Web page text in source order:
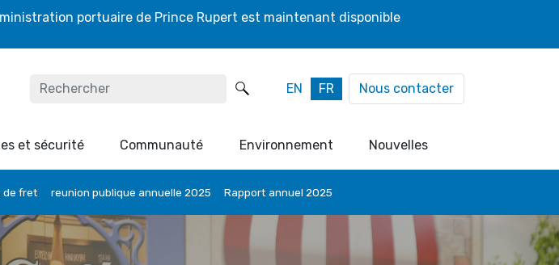
portuaire de Prince Rupert est maintenant disponible
EN FR Nous contacter
et sécurité Communauté Environnement Nouvelles
de fret reunion publique annuelle 2025 Rapport annuel 2025